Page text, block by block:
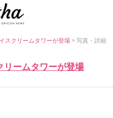
スクリームタワーが登場> 写真・詳細
リームタワーが登場